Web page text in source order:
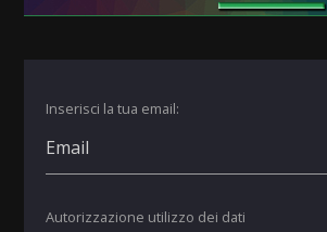
Inserisci la tua email:
Autorizzazione utilizzo dei dati